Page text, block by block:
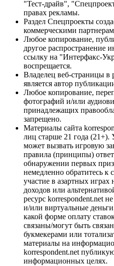
"Тест-драйв",
правах рекламы.
Раздел Спецпроекты
коммерческими
Любое копирование,
другое распространение
ссылку на "Интерфакс-
воспрещается.
Владелец веб-страницы в
является автор
Любое копирование,
фотографий и/или
принадлежащих
запрещено.
Материалы сайта
лиц старше 21 года (21+).
может вызвать игровую
правила (принципы)
обнаружении первых
немедленно обратитесь к
участие в азартных
доходов или
ресурс korrespondent.net
и/или виртуальные
какой форме оплату
связаны/могут быть
букмекерами или
материалы на
korrespondent.net
информационных целях.